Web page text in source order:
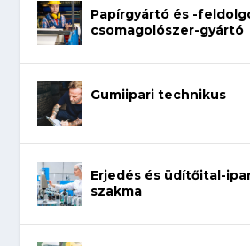
Papírgyártó és -
csomagolószer-gyártó
Gumiipari technikus
Erjedés és üdítőital-
szakma